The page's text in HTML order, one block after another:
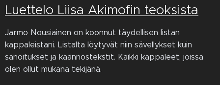
Luettelo Liisa Akimofin teoksista
Jarmo Nousiainen on koonnut täydellisen listan
kappaleistani. Listalta löytyvät niin sävellykset kuin
sanoitukset ja käännöstekstit. Kaikki kappaleet, joissa
olen ollut mukana tekijänä.